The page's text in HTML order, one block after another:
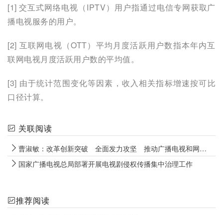
[1] 交互式网络电视（IPTV）用户指通过电信专网获取广
播电视服务的用户。
[2] 互联网电视（OTT）平均月度活跃用户数指本年内互
联网电视月度活跃用户数的平均值。
[3] 由于统计范围变化等因素，收入相关指标增速按可比
口径计算。
关联阅读
曹淑敏：改革创新突破 全面发力攻坚 推动广播电视和网络视听高质量发展再上新台阶
国家广播电视总局部署开展电视剧侵权传播集中治理工作
推荐阅读